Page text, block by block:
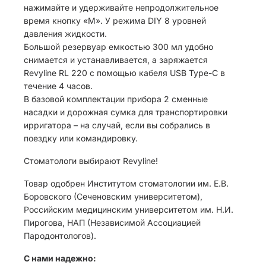
нажимайте и удерживайте непродолжительное
время кнопку «М». У режима DIY 8 уровней
давления жидкости.
Большой резервуар емкостью 300 мл удобно
снимается и устанавливается, а заряжается
Revyline RL 220 с помощью кабеля USB Type-C в
течение 4 часов.
В базовой комплектации прибора 2 сменные
насадки и дорожная сумка для транспортировки
ирригатора – на случай, если вы собрались в
поездку или командировку.
Стоматологи выбирают Revyline!
Товар одобрен Институтом стоматологии им. Е.В.
Боровского (Сеченовским университетом),
Российским медицинским университетом им. Н.И.
Пирогова, НАП (Независимой Ассоциацией
Пародонтологов).
С нами надежно: